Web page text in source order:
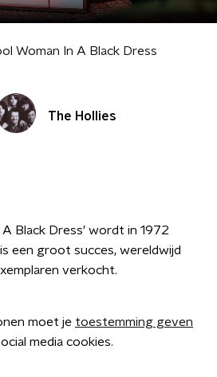
Woman In A Black Dress
The Hollies
Black Dress' wordt in 1972
een groot succes, wereldwijd
verkocht.
moet je toestemming geven
media cookies.